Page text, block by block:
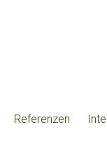
Referenzen